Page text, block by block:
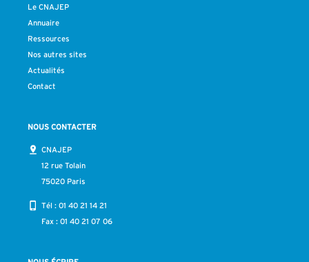
Le CNAJEP
Annuaire
Ressources
Nos autres sites
Actualités
Contact
NOUS CONTACTER
CNAJEP
12 rue Tolain
75020 Paris
Tél : 01 40 21 14 21
Fax : 01 40 21 07 06